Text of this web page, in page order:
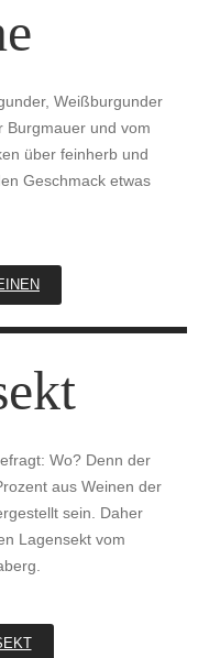
Weißburgunder
Burgmauer und vom
über feinherb und
Geschmack etwas
Wo? Denn der
aus Weinen der
sein. Daher
Lagensekt vom